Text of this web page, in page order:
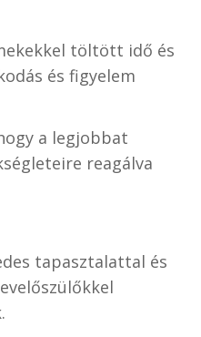
töltött idő és
és figyelem
a legjobbat
reagálva
tapasztalattal és